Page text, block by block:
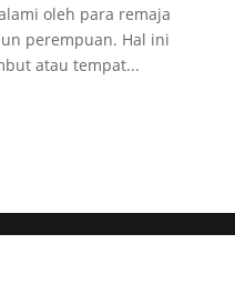
oleh para remaja
perempuan. Hal ini
atau tempat...